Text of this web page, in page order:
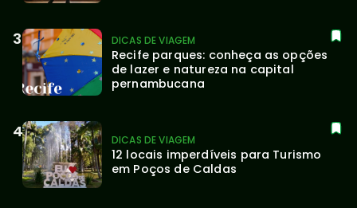
DICAS DE VIAGEM
Recife parques: conheça as opções
de lazer e natureza na capital
pernambucana
DICAS DE VIAGEM
12 locais imperdíveis para Turismo
em Poços de Caldas